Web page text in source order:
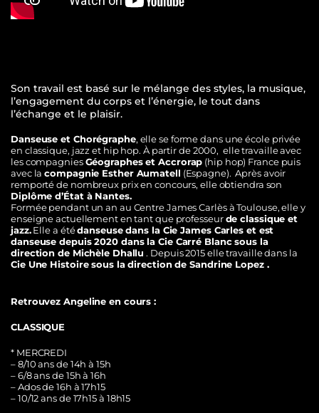
Son travail est basé sur le mélange des styles, la musique,
l’engagement du corps et l’énergie, le tout dans
l’échange et le plaisir.
Danseuse et Chorégraphe, elle se forme dans une école privée
en classique, jazz et hip hop. À partir de 2000, elle travaille avec
les compagniesGéographes et Accrorap (hip hop) France puis
avec lacompagnie Esther Aumatell (Espagne). Après avoir
remporté de nombreux prix en concours, elle obtiendra son
Diplôme d’État à Nantes.
Formée pendant un an au Centre James Carlès à Toulouse, elle y
enseigne actuellement en tant que professeurde classique et
jazz.Elle a étédanseuse dans la Cie James Carles et est
danseuse depuis 2020 dans la Cie Carré Blanc sous la
direction de Michèle Dhallu . Depuis 2015 elle travaille dans la
Cie Une Histoire sous la direction de Sandrine Lopez .
Retrouvez Angeline en cours :
CLASSIQUE
* MERCREDI
– 8/10 ans de 14h à 15h
– 6/8 ans de 15h à 16h
– Ados de 16h à 17h15
– 10/12 ans de 17h15 à 18h15